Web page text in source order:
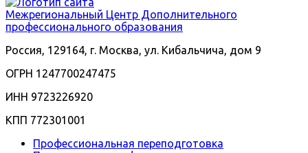
Межрегиональный Центр Дополнительного
профессионального образования
Россия, 129164, г. Москва, ул. Кибальчича, дом 9
ОГРН 1247700247475
ИНН 9723226920
КПП 772301001
Профессиональная переподготовка